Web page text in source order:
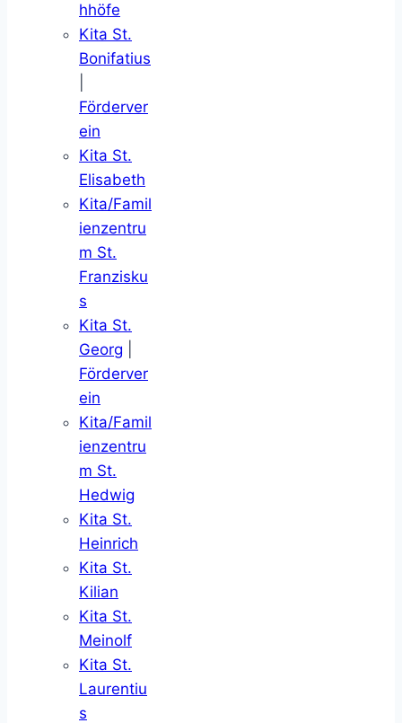
hhöfe
Kita St.
Bonifatius
Förderver
ein
Kita St.
Elisabeth
Kita/Famil
ienzentru
m St.
Franzisku
s
Kita St.
Georg
Förderver
ein
Kita/Famil
ienzentru
m St.
Hedwig
Kita St.
Heinrich
Kita St.
Kilian
Kita St.
Meinolf
Kita St.
Laurentiu
s